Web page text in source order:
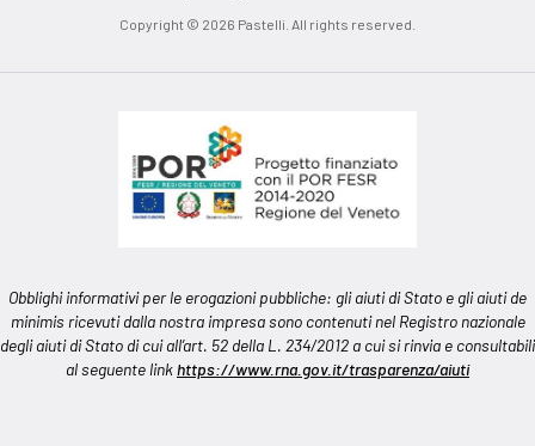
Copyright © 2026 Pastelli. All rights reserved.
Obblighi informativi per le erogazioni pubbliche: gli aiuti di Stato e gli aiuti de
minimis ricevuti dalla nostra impresa sono contenuti nel Registro nazionale
degli aiuti di Stato di cui all’art. 52 della L. 234/2012 a cui si rinvia e consultabili
al seguente linkhttps://www.rna.gov.it/trasparenza/aiuti